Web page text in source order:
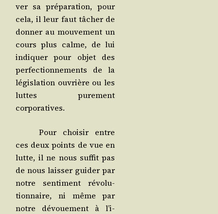
ver sa pré­pa­ra­tion, pour
cela, il leur faut tâcher de
don­ner au mou­ve­ment un
cours plus calme, de lui
indi­quer pour objet des
per­fec­tion­ne­ments de la
légis­la­tion ouvrière ou les
luttes pure­ment
corporatives.
Pour choi­sir entre
ces deux points de vue en
lutte, il ne nous suf­fit pas
de nous lais­ser gui­der par
notre sen­ti­ment révo­lu­
tion­naire, ni même par
notre dévoue­ment à l’i­